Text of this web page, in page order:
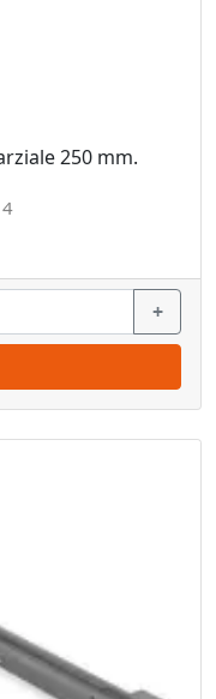
250 mm.
+